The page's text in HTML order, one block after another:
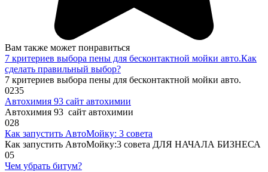
Вам также может понравиться
7 критериев выбора пены для бесконтактной мойки авто.Как
сделать правильный выбор?
7 критериев выбора пены для бесконтактной мойки авто.
0235
Автохимия 93 сайт автохимии
Автохимия 93 сайт автохимии
028
Как запустить АвтоМойку: 3 совета
Как запустить АвтоМойку:3 совета ДЛЯ НАЧАЛА БИЗНЕСА
05
Чем убрать битум?